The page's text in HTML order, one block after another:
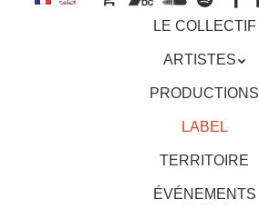
LE COLLECTIF
ARTISTES
PRODUCTIONS
LABEL
TERRITOIRE
ÉVÉNEMENTS